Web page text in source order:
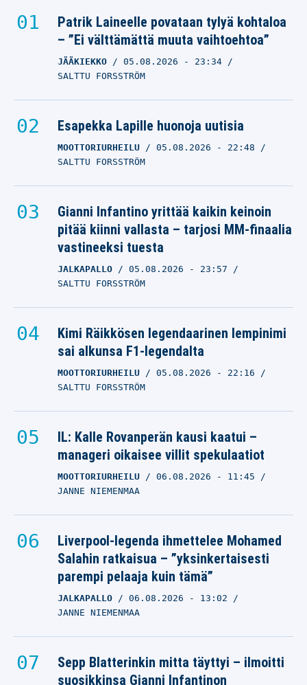
Patrik Laineelle povataan tylyä kohtaloa
– ”Ei välttämättä muuta vaihtoehtoa”
JÄÄKIEKKO 05.08.2026 - 23:34
SALTTU FORSSTRÖM
Esapekka Lapille huonoja uutisia
MOOTTORIURHEILU 05.08.2026 - 22:48
SALTTU FORSSTRÖM
Gianni Infantino yrittää kaikin keinoin
pitää kiinni vallasta – tarjosi MM-finaalia
vastineeksi tuesta
JALKAPALLO 05.08.2026 - 23:57
SALTTU FORSSTRÖM
Kimi Räikkösen legendaarinen lempinimi
sai alkunsa F1-legendalta
MOOTTORIURHEILU 05.08.2026 - 22:16
SALTTU FORSSTRÖM
IL: Kalle Rovanperän kausi kaatui –
manageri oikaisee villit spekulaatiot
MOOTTORIURHEILU 06.08.2026 - 11:45
JANNE NIEMENMAA
Liverpool-legenda ihmettelee Mohamed
Salahin ratkaisua – ”yksinkertaisesti
parempi pelaaja kuin tämä”
JALKAPALLO 06.08.2026 - 13:02
JANNE NIEMENMAA
Sepp Blatterinkin mitta täyttyi – ilmoitti
suosikkinsa Gianni Infantinon